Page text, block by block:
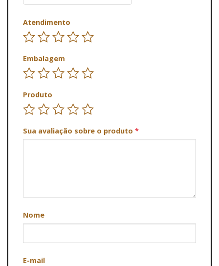
Atendimento
Embalagem
Produto
Sua avaliação sobre o produto *
Nome
E-mail